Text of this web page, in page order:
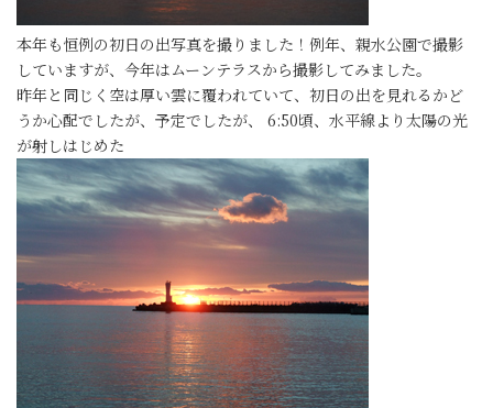
本年も恒例の初日の出写真を撮りました！例年、親水公園で撮影
していますが、今年はムーンテラスから撮影してみました。
昨年と同じく空は厚い雲に覆われていて、初日の出を見れるかど
うか心配でしたが、予定でしたが、 6:50頃、水平線より太陽の光
が射しはじめた